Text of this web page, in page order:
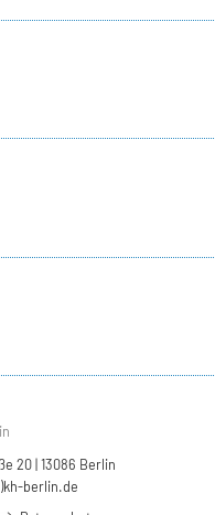
20 | 13086 Berlin
berlin.de